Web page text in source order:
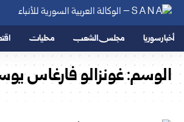
أخبار سوريا مجلس الشعب محليات
الوسم:غونزالو فارغاس